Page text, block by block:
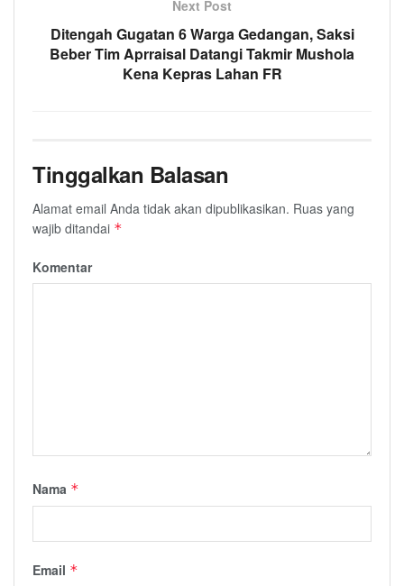
Next Post
Ditengah Gugatan 6 Warga Gedangan, Saksi
Beber Tim Aprraisal Datangi Takmir Mushola
Kena Kepras Lahan FR
Tinggalkan Balasan
Alamat email Anda tidak akan dipublikasikan. Ruas yang
wajib ditandai *
Komentar
Nama *
Email *